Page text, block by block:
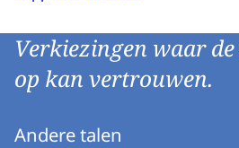
Verkiezingen waar
op kan vertrouwen.
Andere talen